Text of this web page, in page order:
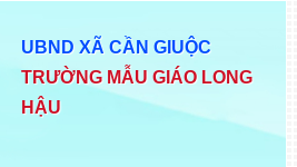
UBND XÃ CẦN GIUỘC
TRƯỜNG MẪU GIÁO LONG
HẬU